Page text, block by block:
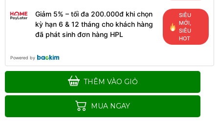
Giảm 5% – tối đa 200.000đ khi chọn
kỳ hạn 6 & 12 tháng cho khách hàng
đã phát sinh đơn hàng HPL
SIÊU
MỚI,
SIÊU
HOT
Powered by
THÊM VÀO GIỎ
MUA NGAY